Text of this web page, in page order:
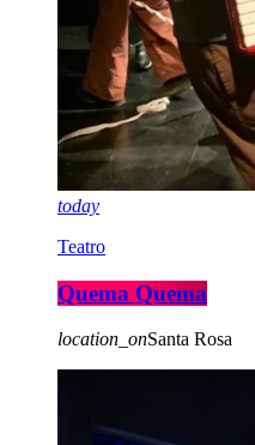
today
Teatro
Quema Quema
location_onSanta Rosa